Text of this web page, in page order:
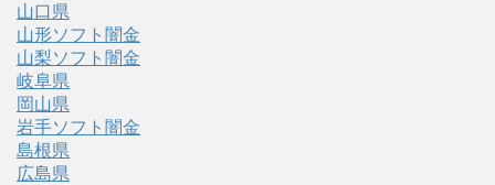
山口県
山形ソフト闇金
山梨ソフト闇金
岐阜県
岡山県
岩手ソフト闇金
島根県
広島県